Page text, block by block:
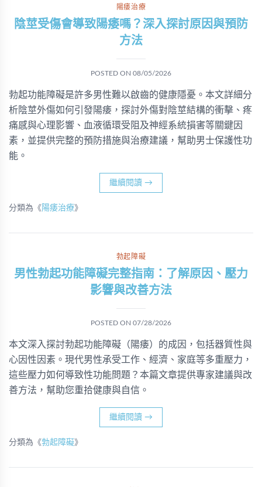
陽痿治療
陰莖受傷會導致陽痿嗎？深入探討原因與預防
方法
POSTED ON 08/05/2026
勃起功能障礙是許多男性難以啟齒的健康隱憂。本文詳細分
析陰莖外傷如何引發陽痿，探討外傷對陰莖結構的衝擊、疼
痛感與心理影響、血液循環受阻及神經系統損害等關鍵因
素，並提供完整的預防措施與治療建議，幫助男士保護性功
能。
繼續閱讀 →
分類為《 陽痿治療》
勃起障礙
男性勃起功能障礙完整指南：了解原因、壓力
影響與改善方法
POSTED ON 07/28/2026
本文深入探討勃起功能障礙（陽痿）的成因，包括器質性與
心因性因素。現代男性承受工作、經濟、家庭等多重壓力，
這些壓力如何導致性功能問題？本篇文章提供專家建議與改
善方法，幫助您重拾健康與自信。
繼續閱讀 →
分類為《勃起障礙》